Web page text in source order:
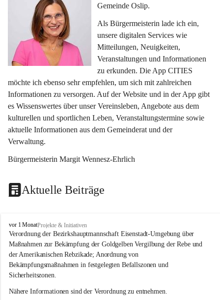
Gemeinde Oslip.
Als Bürgermeisterin lade ich ein,
unsere digitalen Services wie
Mitteilungen, Neuigkeiten,
Veranstaltungen und Informationen
zu erkunden. Die App CITIES
möchte ich ebenso sehr empfehlen, um sich mit zahlreichen
Informationen zu versorgen. Auf der Website und in der App gibt
es Wissenswertes über unser Vereinsleben, Angebote aus dem
kulturellen und sportlichen Leben, Veranstaltungstermine sowie
aktuelle Informationen aus dem Gemeinderat und der
Verwaltung.
Bürgermeisterin Margit Wennesz-Ehrlich
Aktuelle Beiträge
O
s
l
i
p
vor 1 MonatProjekte & Initiativen
Verordnung der Bezirkshauptmannschaft Eisenstadt-Umgebung über
Maßnahmen zur Bekämpfung der Goldgelben Vergilbung der Rebe und
der Amerikanischen Rebzikade; Anordnung von
Bekämpfungsmaßnahmen in festgelegten Befallszonen und
Sicherheitszonen.
Nähere Informationen sind der Verordnung zu entnehmen.